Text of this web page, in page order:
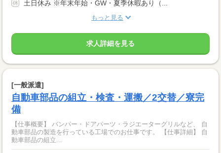
土日休み ※年末年始・GW・夏季休暇あり（...
もっと見る
求人詳細を見る
[一般派遣]
自動車部品の組立・検査・運搬／2交替／寮完
備
【仕事概要】 バンパー・ドアパーツ・ラジエーターグリルなど、 自
動車部品の製造を行っている工場でのお仕事です。 【仕事詳細】 自
動車部品の組立...